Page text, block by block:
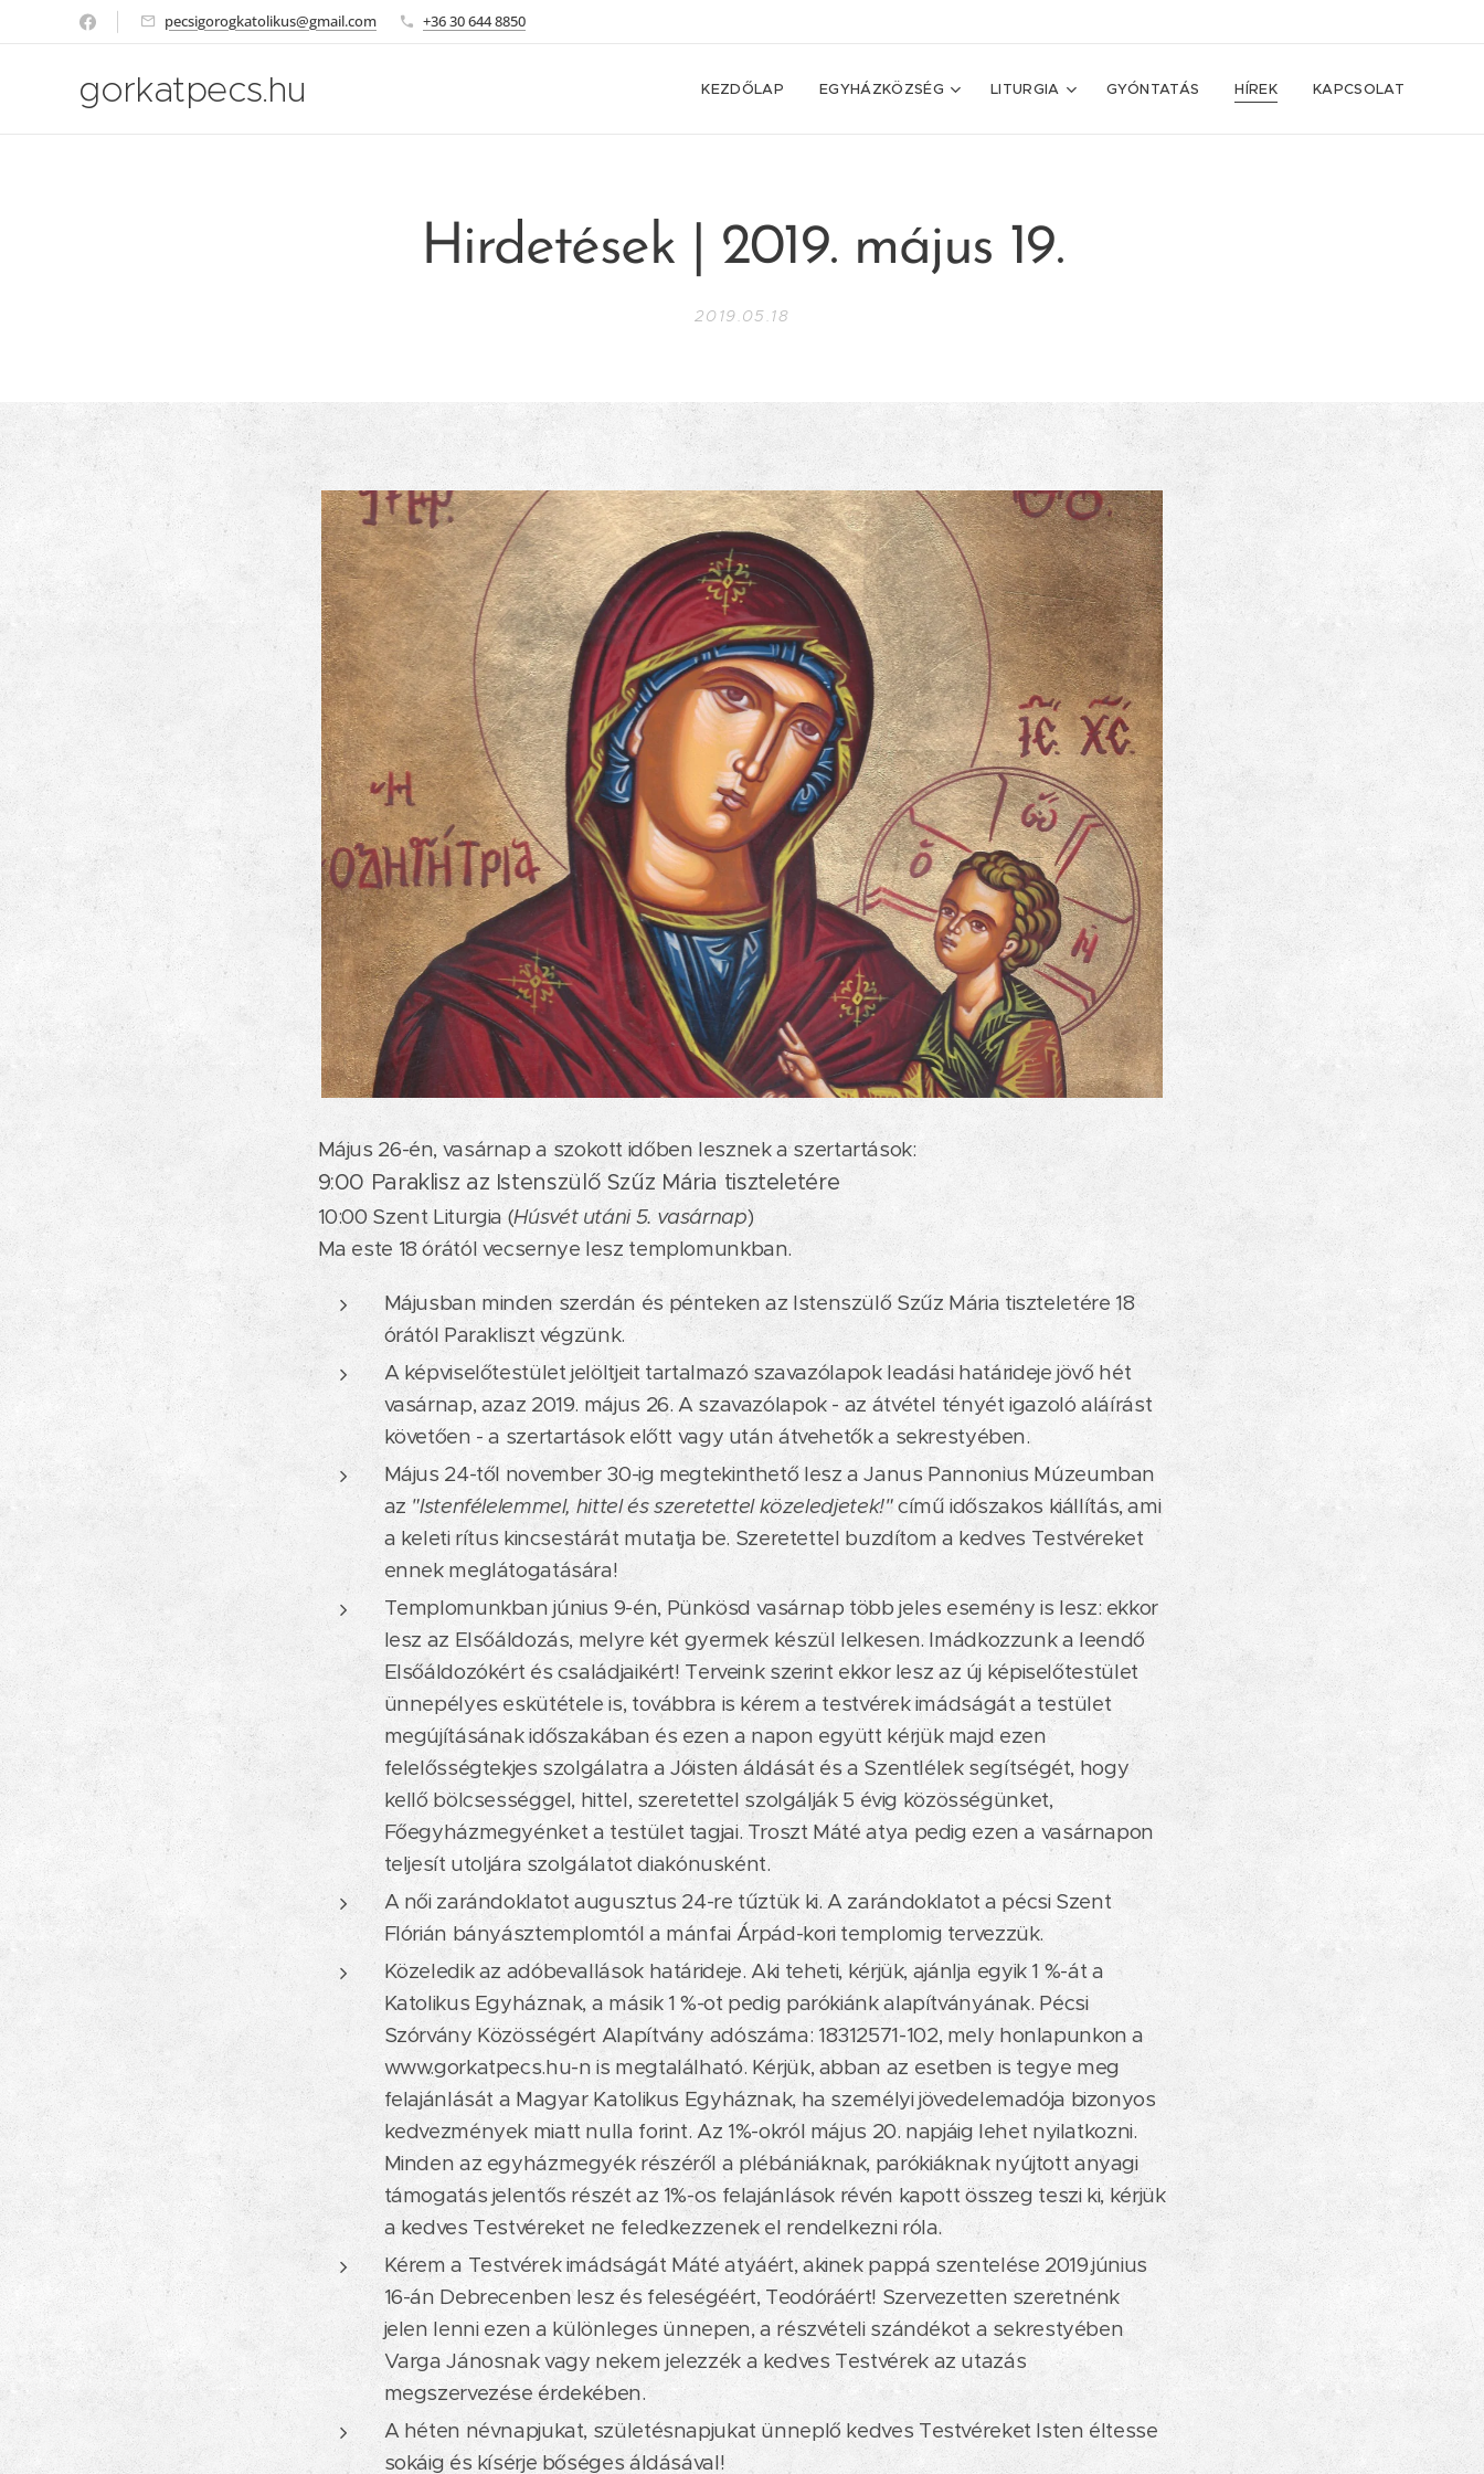
pecsigorogkatolikus@gmail.com +36 30 644 8850
gorkatpecs.hu KEZDŐLAP EGYHÁZKÖZSÉG LITURGIA GYÓNTATÁS HÍREK KAPCSOLAT
Hirdetések | 2019. május 19.
2019.05.18
Május 26-én, vasárnap a szokott időben lesznek a szertartások:
9:00 Paraklisz az Istenszülő Szűz Mária tiszteletére
10:00 Szent Liturgia (Húsvét utáni 5. vasárnap)
Ma este 18 órától vecsernye lesz templomunkban.
Májusban minden szerdán és pénteken az Istenszülő Szűz Mária tiszteletére 18
órától Parakliszt végzünk.
A képviselőtestület jelöltjeit tartalmazó szavazólapok leadási határideje jövő hét
vasárnap, azaz 2019. május 26. A szavazólapok - az átvétel tényét igazoló aláírást
követően - a szertartások előtt vagy után átvehetők a sekrestyében.
Május 24-től november 30-ig megtekinthető lesz a Janus Pannonius Múzeumban
az "Istenfélelemmel, hittel és szeretettel közeledjetek!"című időszakos kiállítás, ami
a keleti rítus kincsestárát mutatja be. Szeretettel buzdítom a kedves Testvéreket
ennek meglátogatására!
Templomunkban június 9-én, Pünkösd vasárnap több jeles esemény is lesz: ekkor
lesz az Elsőáldozás, melyre két gyermek készül lelkesen. Imádkozzunk a leendő
Elsőáldozókért és családjaikért! Terveink szerint ekkor lesz az új képiselőtestület
ünnepélyes eskütétele is, továbbra is kérem a testvérek imádságát a testület
megújításának időszakában és ezen a napon együtt kérjük majd ezen
felelősségtekjes szolgálatra a Jóisten áldását és a Szentlélek segítségét, hogy
kellő bölcsességgel, hittel, szeretettel szolgálják 5 évig közösségünket,
Főegyházmegyénket a testület tagjai. Troszt Máté atya pedig ezen a vasárnapon
teljesít utoljára szolgálatot diakónusként.
A női zarándoklatot augusztus 24-re tűztük ki. A zarándoklatot a pécsi Szent
Flórián bányásztemplomtól a mánfai Árpád-kori templomig tervezzük.
Közeledik az adóbevallások határideje. Aki teheti, kérjük, ajánlja egyik 1 %-át a
Katolikus Egyháznak, a másik 1 %-ot pedig parókiánk alapítványának. Pécsi
Szórvány Közösségért Alapítvány adószáma: 18312571-102, mely honlapunkon a
www.gorkatpecs.hu-n is megtalálható. Kérjük, abban az esetben is tegye meg
felajánlását a Magyar Katolikus Egyháznak, ha személyi jövedelemadója bizonyos
kedvezmények miatt nulla forint. Az 1%-okról május 20. napjáig lehet nyilatkozni.
Minden az egyházmegyék részéről a plébániáknak, parókiáknak nyújtott anyagi
támogatás jelentős részét az 1%-os felajánlások révén kapott összeg teszi ki, kérjük
a kedves Testvéreket ne feledkezzenek el rendelkezni róla.
Kérem a Testvérek imádságát Máté atyáért, akinek pappá szentelése 2019.június
16-án Debrecenben lesz és feleségéért, Teodóráért! Szervezetten szeretnénk
jelen lenni ezen a különleges ünnepen, a részvételi szándékot a sekrestyében
Varga Jánosnak vagy nekem jelezzék a kedves Testvérek az utazás
megszervezése érdekében.
A héten névnapjukat, születésnapjukat ünneplő kedves Testvéreket Isten éltesse
sokáig és kísérje bőséges áldásával!